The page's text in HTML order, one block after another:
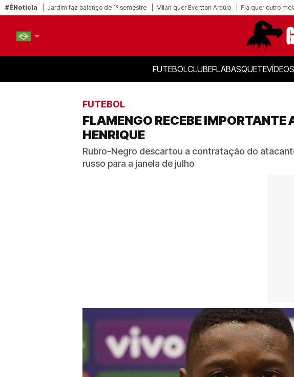
#ÉNotícia Jardim faz balanço de 1º semestre Milan quer Evertton Araújo Fla quer outro
FUTEBOLCLUBEFLABASQUETEVÍDEOS
FUTEBOL
FLAMENGO RECEBE
HENRIQUE
Rubro-Negro descartou a contratação do
russo para a janela de julho